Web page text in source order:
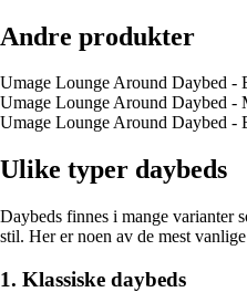
Andre produkter
Umage Lounge Around Daybed -
Umage Lounge Around Daybed -
Umage Lounge Around Daybed -
Ulike typer daybeds
Daybeds finnes i mange varianter
stil. Her er noen av de mest
1. Klassiske daybeds